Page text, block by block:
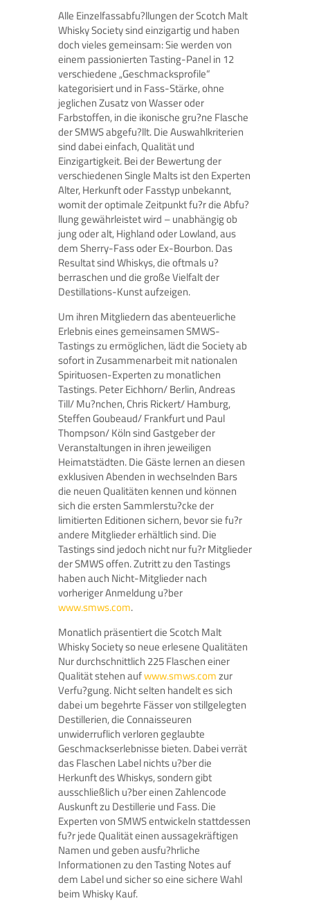
Alle Einzelfassabfu?llungen der Scotch Malt
Whisky Society sind einzigartig und haben
doch vieles gemeinsam: Sie werden von
einem passionierten Tasting-Panel in 12
verschiedene „Geschmacksprofile“
kategorisiert und in Fass-Stärke, ohne
jeglichen Zusatz von Wasser oder
Farbstoffen, in die ikonische gru?ne Flasche
der SMWS abgefu?llt. Die Auswahlkriterien
sind dabei einfach, Qualität und
Einzigartigkeit. Bei der Bewertung der
verschiedenen Single Malts ist den Experten
Alter, Herkunft oder Fasstyp unbekannt,
womit der optimale Zeitpunkt fu?r die Abfu?
llung gewährleistet wird – unabhängig ob
jung oder alt, Highland oder Lowland, aus
dem Sherry-Fass oder Ex-Bourbon. Das
Resultat sind Whiskys, die oftmals u?
berraschen und die große Vielfalt der
Destillations-Kunst aufzeigen.
Um ihren Mitgliedern das abenteuerliche
Erlebnis eines gemeinsamen SMWS-
Tastings zu ermöglichen, lädt die Society ab
sofort in Zusammenarbeit mit nationalen
Spirituosen-Experten zu monatlichen
Tastings. Peter Eichhorn/ Berlin, Andreas
Till/ Mu?nchen, Chris Rickert/ Hamburg,
Steffen Goubeaud/ Frankfurt und Paul
Thompson/ Köln sind Gastgeber der
Veranstaltungen in ihren jeweiligen
Heimatstädten. Die Gäste lernen an diesen
exklusiven Abenden in wechselnden Bars
die neuen Qualitäten kennen und können
sich die ersten Sammlerstu?cke der
limitierten Editionen sichern, bevor sie fu?r
andere Mitglieder erhältlich sind. Die
Tastings sind jedoch nicht nur fu?r Mitglieder
der SMWS offen. Zutritt zu den Tastings
haben auch Nicht-Mitglieder nach
vorheriger Anmeldung u?ber
www.smws.com.
Monatlich präsentiert die Scotch Malt
Whisky Society so neue erlesene Qualitäten
Nur durchschnittlich 225 Flaschen einer
Qualität stehen aufwww.smws.comzur
Verfu?gung. Nicht selten handelt es sich
dabei um begehrte Fässer von stillgelegten
Destillerien, die Connaisseuren
unwiderruflich verloren geglaubte
Geschmackserlebnisse bieten. Dabei verrät
das Flaschen Label nichts u?ber die
Herkunft des Whiskys, sondern gibt
ausschließlich u?ber einen Zahlencode
Auskunft zu Destillerie und Fass. Die
Experten von SMWS entwickeln stattdessen
fu?r jede Qualität einen aussagekräftigen
Namen und geben ausfu?hrliche
Informationen zu den Tasting Notes auf
dem Label und sicher so eine sichere Wahl
beim Whisky Kauf.